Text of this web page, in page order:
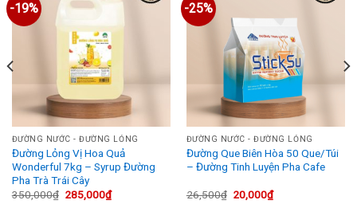
-19%
ĐƯỜNG NƯỚC - ĐƯỜNG LỎNG
Đường Lỏng Vị Hoa Quả
Wonderful 7kg – Syrup Đường
Pha Trà Trái Cây
350,000₫ Giá
285,000₫Giá
hiện
-25%
ĐƯỜNG NƯỚC - ĐƯỜNG LỎNG
Đường Que Biên Hòa 50 Que/Túi
– Đường Tinh Luyện Pha Cafe
26,500₫ Giá
gốc
20,000₫Giá
hiện